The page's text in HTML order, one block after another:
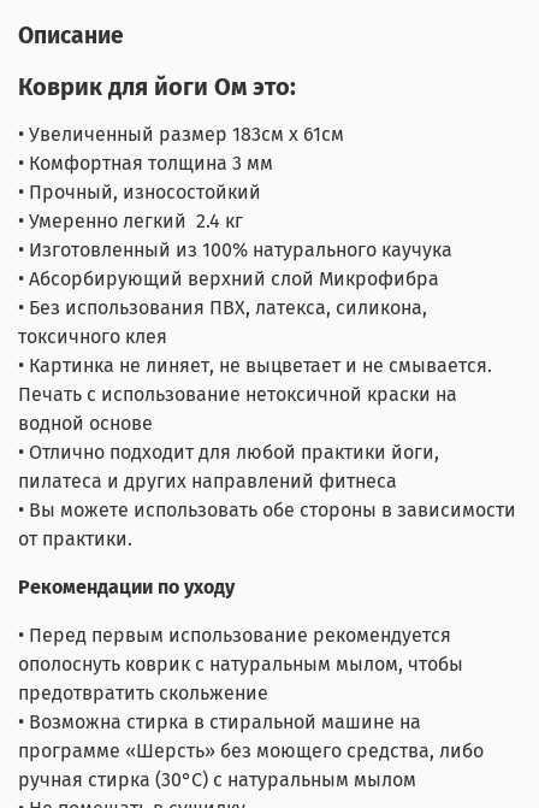
Описание
Коврик для йоги Ом это:
• Увеличенный размер 183см х 61см
• Комфортная толщина 3 мм
• Прочный, износостойкий
• Умеренно легкий 2.4 кг
• Изготовленный ​​из 100% натурального каучука
• Абсорбирующий верхний слой Микрофибра
• Без использования ПВХ, латекса, силикона,
токсичного клея
• Картинка не линяет, не выцветает и не смывается.
Печать с использование нетоксичной краски на
водной основе
• Отлично подходит для любой практики йоги,
пилатеса и других направлений фитнеса
• Вы можете использовать обе стороны в зависимости
от практики.
Рекомендации по уходу
• Перед первым использование рекомендуется
ополоснуть коврик с натуральным мылом, чтобы
предотвратить скольжение
• Возможна стирка в стиральной машине на
программе «Шерсть» без моющего средства, либо
ручная стирка (30°С) с натуральным мылом